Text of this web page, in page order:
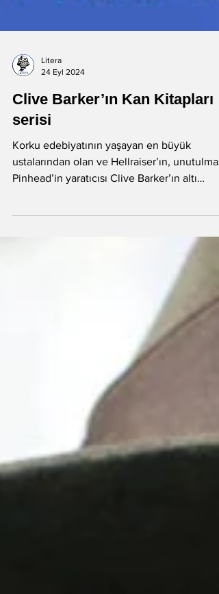
24 Eyl 2024
Clive Barker’ın Kan Kitapları
serisi
Korku edebiyatının yaşayan en büyük
ustalarından olan ve Hellraiser’ın, unutulmaz
kitaplık Kan...